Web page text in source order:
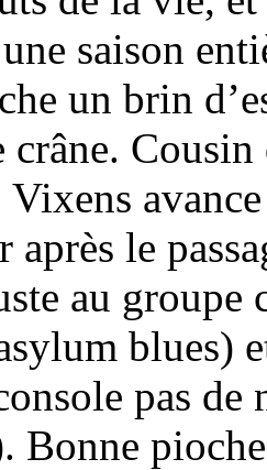
saison
un brin
après le
au groupe
blues)
pas de
Bonne